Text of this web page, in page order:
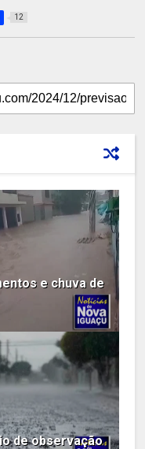
12
e chuva de
de observação